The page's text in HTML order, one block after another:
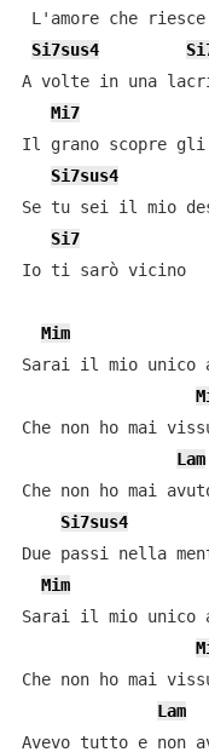
L'amore che
Si7sus4
A volte in una
Mi7
Il grano scopre gli
Si7sus4
Se tu sei il mio
Si7
Io ti sarò vicino
Mim
Sarai il mio unico
Che non ho mai
Lam
Che non ho mai
Si7sus4
Due passi nella
Mim
Sarai il mio unico
Che non ho mai
Lam
Avevo tutto e non